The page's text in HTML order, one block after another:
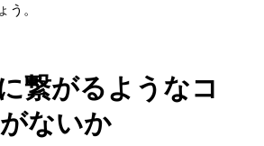
う。
繋がるようなコ
ないか